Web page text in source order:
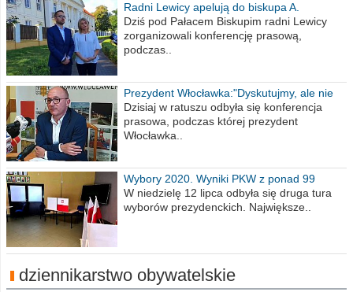
Radni Lewicy apelują do biskupa A.
Wiesława Meringa
Dziś pod Pałacem Biskupim radni Lewicy
zorganizowali konferencję prasową,
podczas..
Prezydent Włocławka:"Dyskutujmy, ale nie
obrażajmy się”
Dzisiaj w ratuszu odbyła się konferencja
prasowa, podczas której prezydent
Włocławka..
Wybory 2020. Wyniki PKW z ponad 99
procent obwodów
W niedzielę 12 lipca odbyła się druga tura
wyborów prezydenckich. Największe..
dziennikarstwo obywatelskie